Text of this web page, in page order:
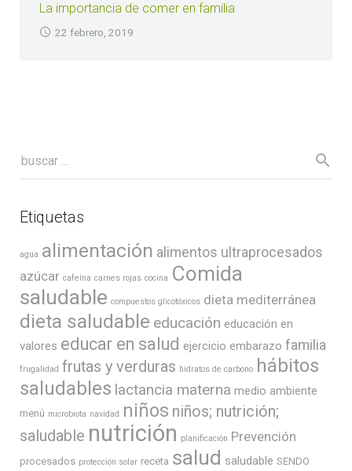
La importancia de comer en familia
22 febrero, 2019
Etiquetas
agua alimentación alimentos ultraprocesados
azúcar cafeína carnes rojas cocina Comida
saludable compuestos glicotóxicos dieta mediterránea
dieta saludable educación educación en
valores educar en salud ejercicio embarazo familia
frugalidad frutas y verduras hidratos de carbono
hábitos
saludables lactancia materna medio ambiente
menú microbiota navidad niños niños; nutrición;
saludable nutrición planificación Prevención
procesados protección solar receta salud saludable SENDO